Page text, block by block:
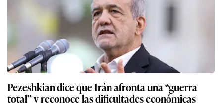
Pezeshkian dice que Irán afronta una “guerra
total” y reconoce las dificultades económicas